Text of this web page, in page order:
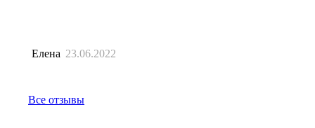
Елена 23.06.2022
Все отзывы